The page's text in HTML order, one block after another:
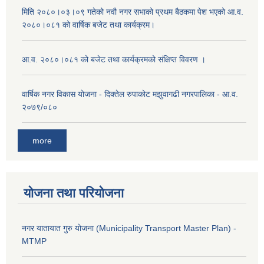
मिति २०८०।०३।०९ गतेको नवौ नगर सभाको प्रथम बैठकमा पेश भएको आ.व.
२०८०।०८१ को वार्षिक बजेट तथा कार्यक्रम।
आ.व. २०८०।०८१ को बजेट तथा कार्यक्रमको संक्षिप्त विवरण ।
वार्षिक नगर विकास योजना - दिक्तेल रुपाकोट मझुवागढी नगरपालिका - आ.व.
२०७९/०८०
more
योजना तथा परियोजना
नगर यातायात गुरु योजना (Municipality Transport Master Plan) -
MTMP